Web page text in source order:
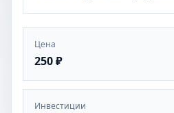
Цена
250 ₽
Инвестиции